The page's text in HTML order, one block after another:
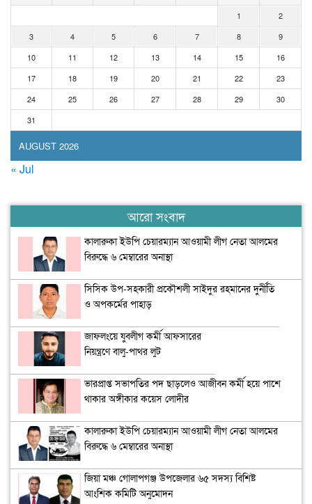
AUGUST 2026
1
2
3
4 5 6 7 8
9
10
11 12 13 14 15
16
17
18 19 20 21 22
23
24
25 26 27 28 29
30
31
« Jul
আরো সংবাদ
কালারুকা ইউপি চেয়ারম্যান আওয়ামী লীগ নেতা আলমের
বিরুদ্ধে ৬ মেম্বারের অনাস্থা
সিসিক উপ-সহকারী প্রকৌশলী সাইদুর রহমানের দুর্নীতি
ও অপকর্মের পাহাড়
জাফলংয়ে যুবলীগ কর্মী আফসারের
নিয়ন্ত্রণে বালু-পাথর লুট
ভারপ্রাপ্ত সভাপতির পদ ছাড়লেও আজীবন কর্মী হয়ে পাশে
থাকার অঙ্গীকার কয়েস লোদীর
কালারুকা ইউপি চেয়ারম্যান আওয়ামী লীগ নেতা আলমের
বিরুদ্ধে ৬ মেম্বারের অনাস্থা
জিয়া মঞ্চ গোলাপগঞ্জ উপজেলার ৬৫ সদস্য বিশিষ্ট
আংশিক কমিটি অনুমোদন